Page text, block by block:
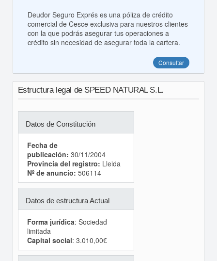
Deudor Seguro Exprés es una póliza de crédito
comercial de Cesce exclusiva para nuestros clientes
con la que podrás asegurar tus operaciones a
crédito sin necesidad de asegurar toda la cartera.
Consultar
Estructura legal de SPEED NATURAL S.L.
Datos de Constitución
Fecha de
publicación: 30/11/2004
Provincia del registro: Lleida
Nº de anuncio: 506114
Datos de estructura Actual
Forma jurídica: Sociedad
limitada
Capital social: 3.010,00€